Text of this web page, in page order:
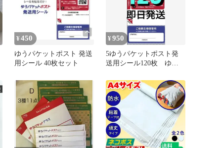
ポス 黒色 ブラック 安い
大量 100 ネットショップ
¥450
ゆうパケットポスト 発送
用シール 40枚セット
¥950
5ゆうパケットポスト発
送用シール120枚 ゆう